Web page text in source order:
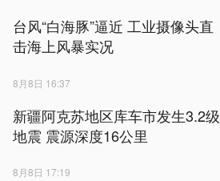
台风“白海豚”逼近 工业摄像头直
击海上风暴实况
8月8日 16:37
新疆阿克苏地区库车市发生3.2级
地震 震源深度16公里
8月8日 17:19